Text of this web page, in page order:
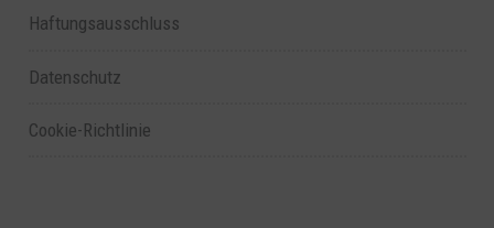
Haftungsausschluss
Datenschutz
Cookie-Richtlinie